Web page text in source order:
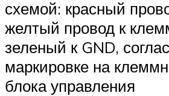
схемой: красный
желтый провод к
зеленый к GND,
маркировке на
блока управления